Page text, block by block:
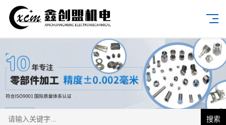
搜索